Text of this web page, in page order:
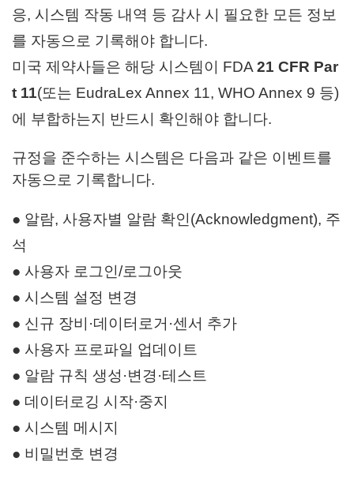
응, 시스템 작동 내역 등 감사 시 필요한 모든 정보
를 자동으로 기록해야 합니다.
미국 제약사들은 해당 시스템이 FDA21 CFR Par
t 11(또는 EudraLex Annex 11, WHO Annex 9 등)
에 부합하는지 반드시 확인해야 합니다.
규정을 준수하는 시스템은 다음과 같은 이벤트를
자동으로 기록합니다.
● 알람, 사용자별 알람 확인(Acknowledgment), 주
석
● 사용자 로그인/로그아웃
● 시스템 설정 변경
● 신규 장비·데이터로거·센서 추가
● 사용자 프로파일 업데이트
● 알람 규칙 생성·변경·테스트
● 데이터로깅 시작·중지
● 시스템 메시지
● 비밀번호 변경